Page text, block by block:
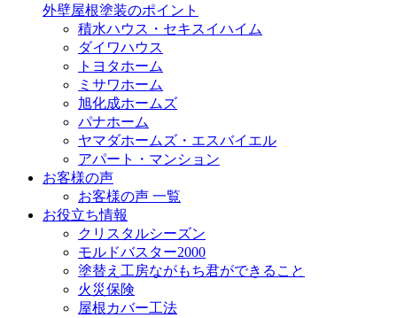
外壁屋根塗装のポイント
積水ハウス・セキスイハイム
ダイワハウス
トヨタホーム
ミサワホーム
旭化成ホームズ
パナホーム
ヤマダホームズ・エスバイエル
アパート・マンション
お客様の声
お客様の声 一覧
お役立ち情報
クリスタルシーズン
モルドバスター2000
塗替え工房ながもち君ができること
火災保険
屋根カバー工法